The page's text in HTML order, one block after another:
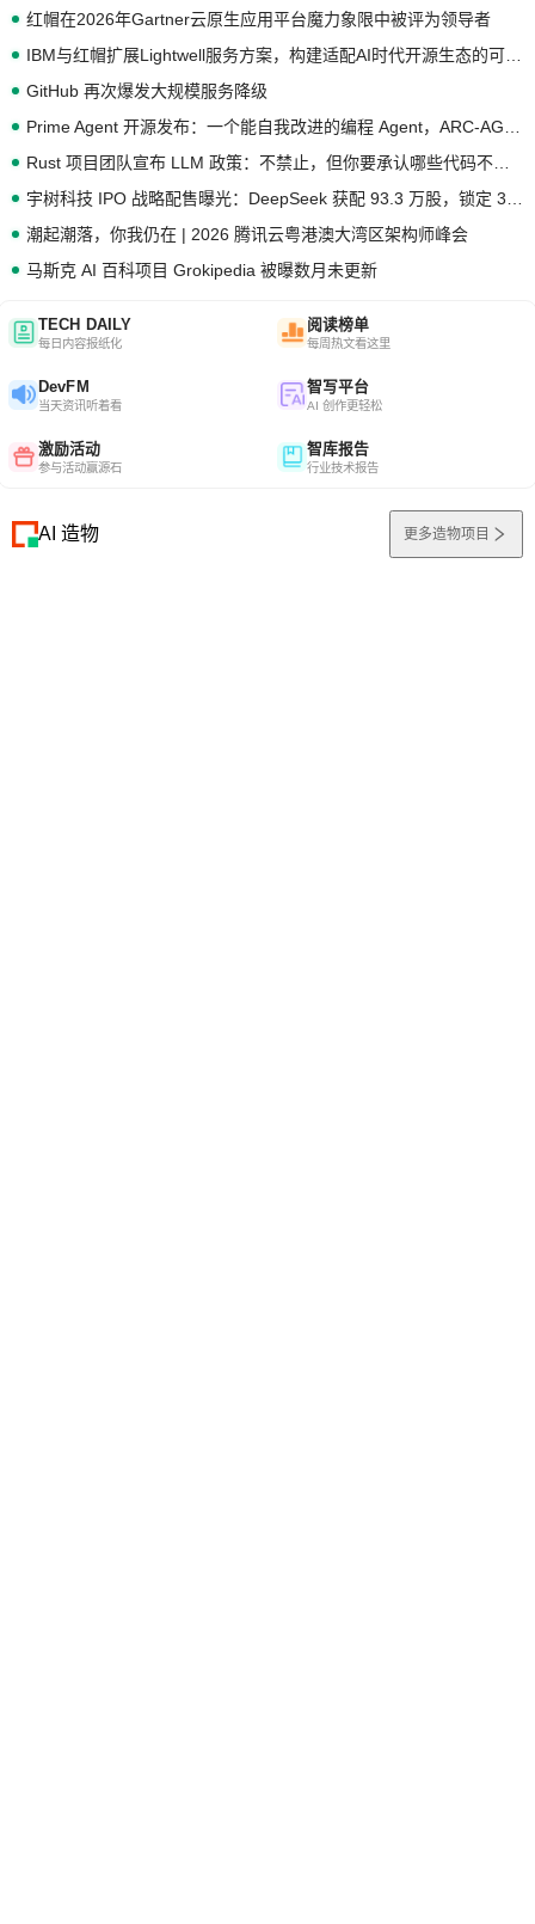
红帽在2026年Gartner云原生应用平台魔力象限中被评为领导者
GitHub 再次爆发大规模服务降级
潮起潮落，你我仍在 | 2026 腾讯云粤港澳大湾区架构师峰会
马斯克 AI 百科项目 Grokipedia 被曝数月未更新
TECH DAILY
每日内容报纸化
阅读榜单
每周热文看这里
DevFM
当天资讯听着看
智写平台
AI 创作更轻松
激励活动
参与活动赢源石
智库报告
行业技术报告
AI 造物 更多造物项目